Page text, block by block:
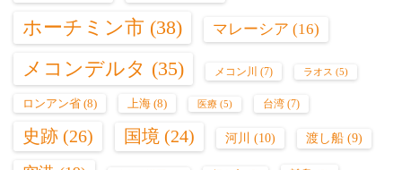
ホーチミン市 (38) マレーシア (16)
メコンデルタ (35) メコン川 (7) ラオス (5)
ロンアン省 (8) 上海 (8) 医療 (5) 台湾 (7)
史跡 (26) 国境 (24) 河川 (10) 渡し船 (9)